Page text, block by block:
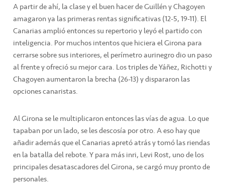
A partir de ahí, la clase y el buen hacer de Guillén y Chagoyen
amagaron ya las primeras rentas significativas (12-5, 19-11). El
Canarias amplió entonces su repertorio y leyó el partido con
inteligencia. Por muchos intentos que hiciera el Girona para
cerrarse sobre sus interiores, el perímetro aurinegro dio un paso
al frente y ofreció su mejor cara. Los triples de Yáñez, Richotti y
Chagoyen aumentaron la brecha (26-13) y dispararon las
opciones canaristas.
Al Girona se le multiplicaron entonces las vías de agua. Lo que
tapaban por un lado, se les descosía por otro. A eso hay que
añadir además que el Canarias apretó atrás y tomó las riendas
en la batalla del rebote. Y para más inri, Levi Rost, uno de los
principales desatascadores del Girona, se cargó muy pronto de
personales.